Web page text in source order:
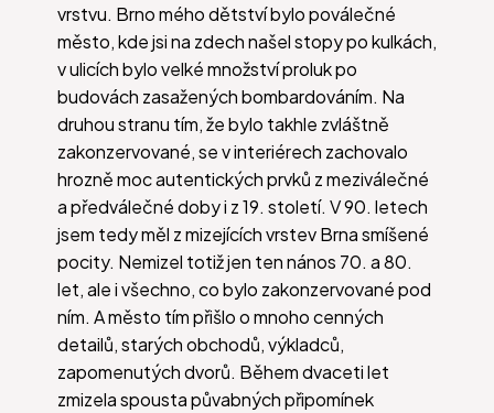
vrstvu. Brno mého dětství bylo poválečné
město, kde jsi na zdech našel stopy po kulkách,
v ulicích bylo velké množství proluk po
budovách zasažených bombardováním. Na
druhou stranu tím, že bylo takhle zvláštně
zakonzervované, se v interiérech zachovalo
hrozně moc autentických prvků z meziválečné
a předválečné doby i z 19. století. V 90. letech
jsem tedy měl z mizejících vrstev Brna smíšené
pocity. Nemizel totiž jen ten nános 70. a 80.
let, ale i všechno, co bylo zakonzervované pod
ním. A město tím přišlo o mnoho cenných
detailů, starých obchodů, výkladců,
zapomenutých dvorů. Během dvaceti let
zmizela spousta půvabných připomínek